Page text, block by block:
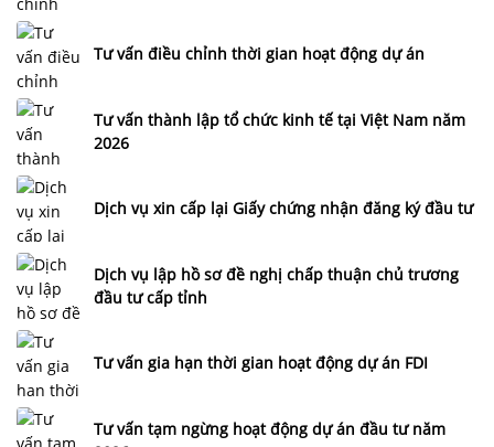
Tư vấn điều chỉnh thời gian hoạt động dự án
Tư vấn thành lập tổ chức kinh tế tại Việt Nam năm
2026
Dịch vụ xin cấp lại Giấy chứng nhận đăng ký đầu tư
Dịch vụ lập hồ sơ đề nghị chấp thuận chủ trương
đầu tư cấp tỉnh
Tư vấn gia hạn thời gian hoạt động dự án FDI
Tư vấn tạm ngừng hoạt động dự án đầu tư năm